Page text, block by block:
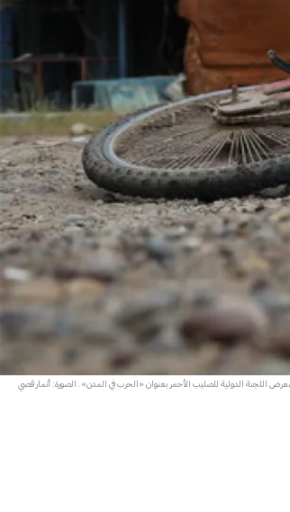
اللجنة الدولية للصليب الأحمر بعنوان «الحرب في المدن». الصورة: أنمار قصي